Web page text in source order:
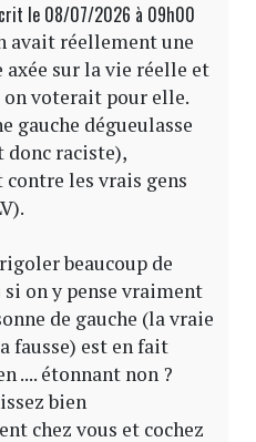
le 08/07/2026 à 09h00
avait réellement une
axée sur la vie réelle et
voterait pour elle.
gauche dégueulasse
raciste),
les vrais gens
beaucoup de
on y pense vraiment
de gauche (la vraie
fausse) est en fait
.... étonnant non ?
bien
chez vous et cochez